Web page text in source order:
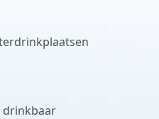
drinkbaar